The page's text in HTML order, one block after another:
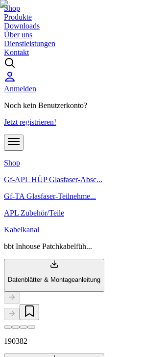
Shop
Produkte
Downloads
Über uns
Dienstleistungen
Kontakt
Anmelden
Noch kein Benutzerkonto?
Jetzt registrieren!
Shop
Gf-APL HÜP Glasfaser-Absc...
Gf-TA Glasfaser-Teilnehme...
APL Zubehör/Teile
Kabelkanal
bbt Inhouse Patchkabelfüh...
Datenblätter & Montageanleitung
190382